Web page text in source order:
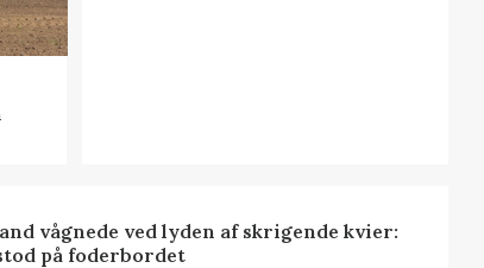
vågnede ved lyden af skrigende kvier:
på foderbordet